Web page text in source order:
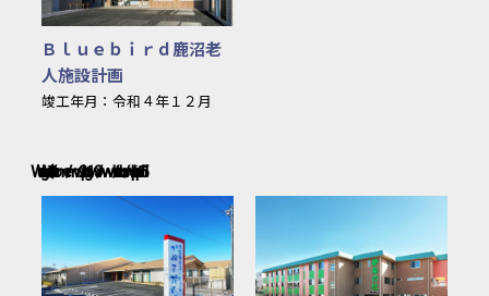
Ｂｌｕｅｂｉｒｄ鹿沼老
人施設計画
竣工年月：令和４年１２月
Warning: Undefined variable $c in/usr/home/mw2prhg1w3/www/htdocs/works.php151